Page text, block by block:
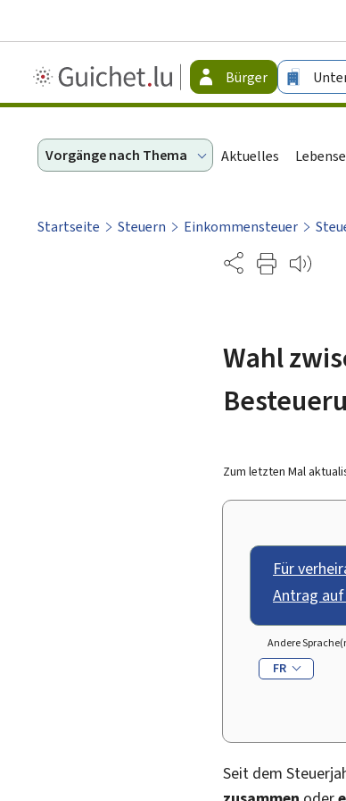
Guichet.lu
-
Bürger
Vorgänge nach Thema Aktuelles
Startseite Steuern Einkommensteuer
Partage
Wahl
Zum letzten Mal
Für
Antrag
Andere
FR
Seit dem